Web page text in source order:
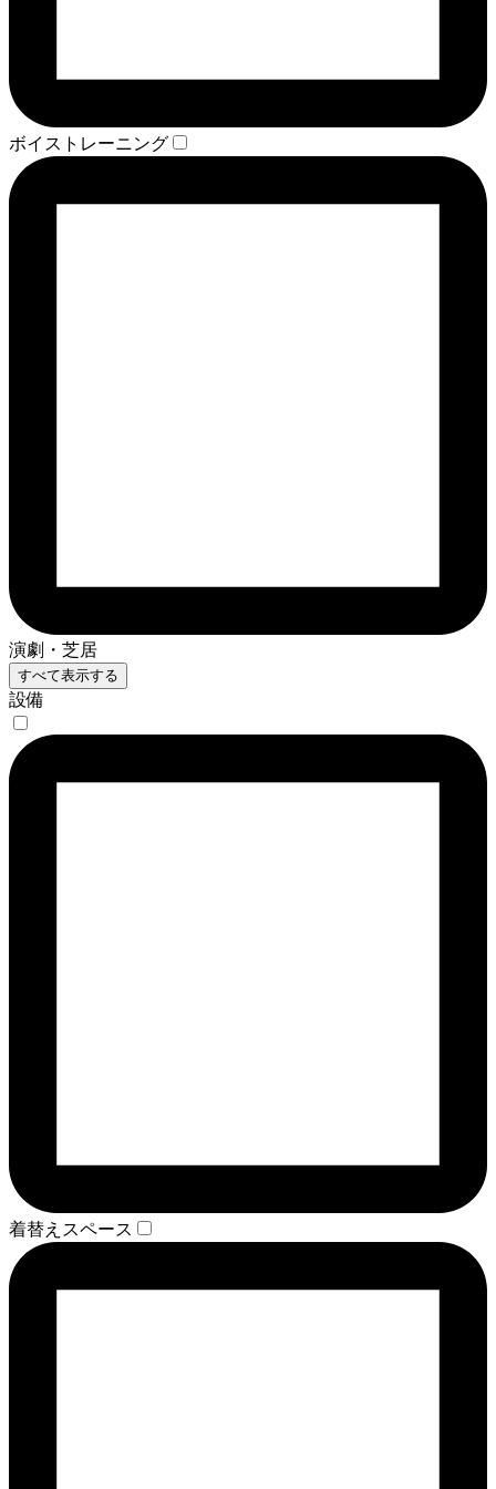
ボイストレーニング
演劇・芝居
すべて表示する
設備
着替えスペース